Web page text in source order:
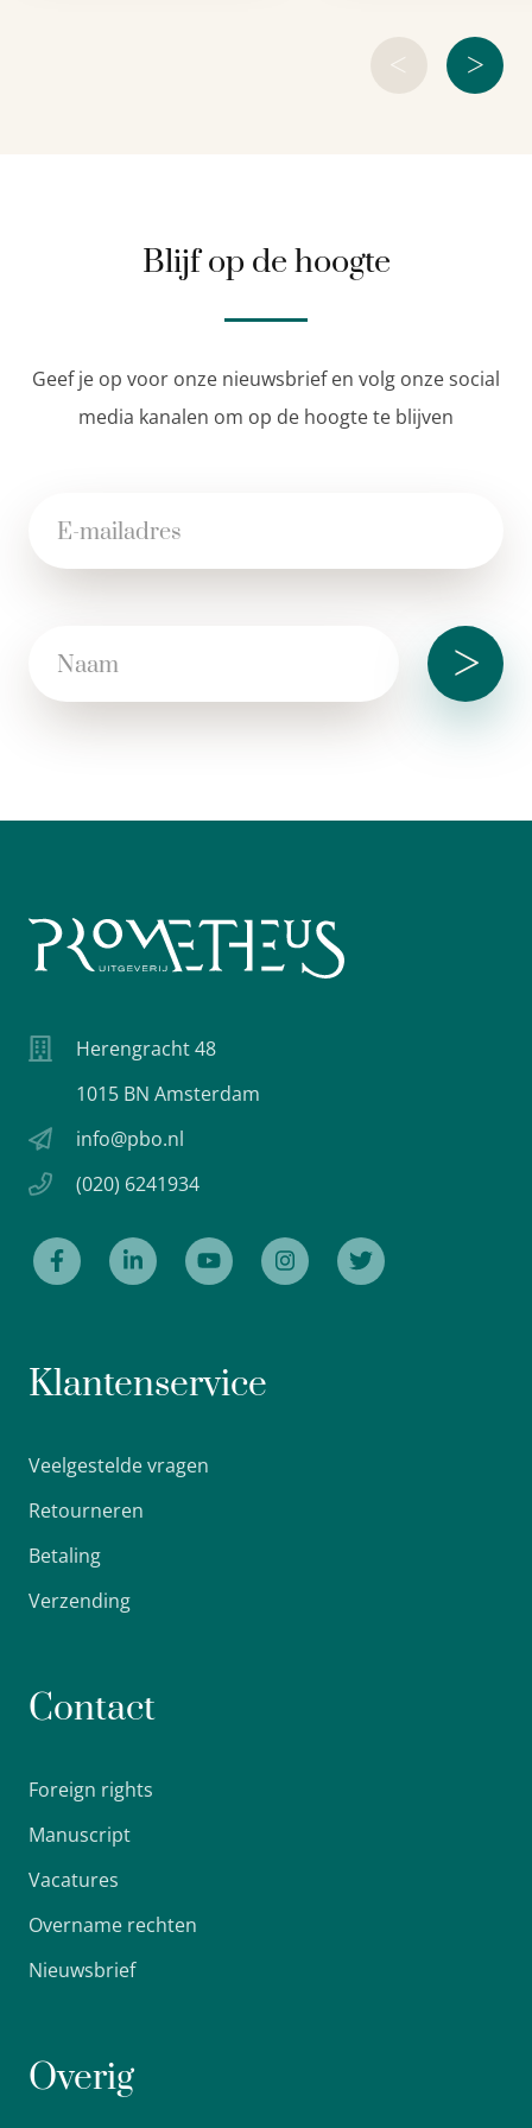
< >
Blijf op de hoogte
Geef je op voor onze nieuwsbrief en volg onze social
media kanalen om op de hoogte te blijven
>
Herengracht 48
1015 BN Amsterdam
info@pbo.nl
(020) 6241934
Klantenservice
Veelgestelde vragen
Retourneren
Betaling
Verzending
Contact
Foreign rights
Manuscript
Vacatures
Overname rechten
Nieuwsbrief
Overig